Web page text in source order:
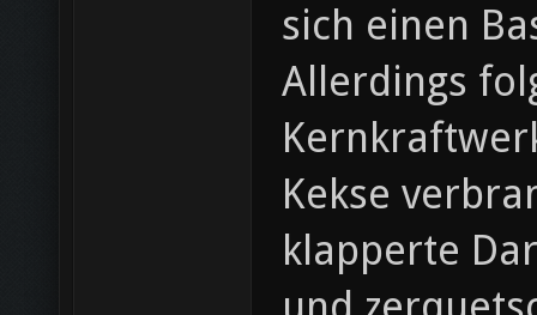
sich einen
Allerdings
Kekse
klapperte